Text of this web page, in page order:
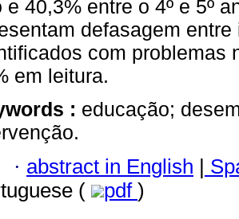
e 40,3% entre o 4º e 5º
defasagem
com problemas
em leitura.
: educação;
· abstract in English |
(
pdf )